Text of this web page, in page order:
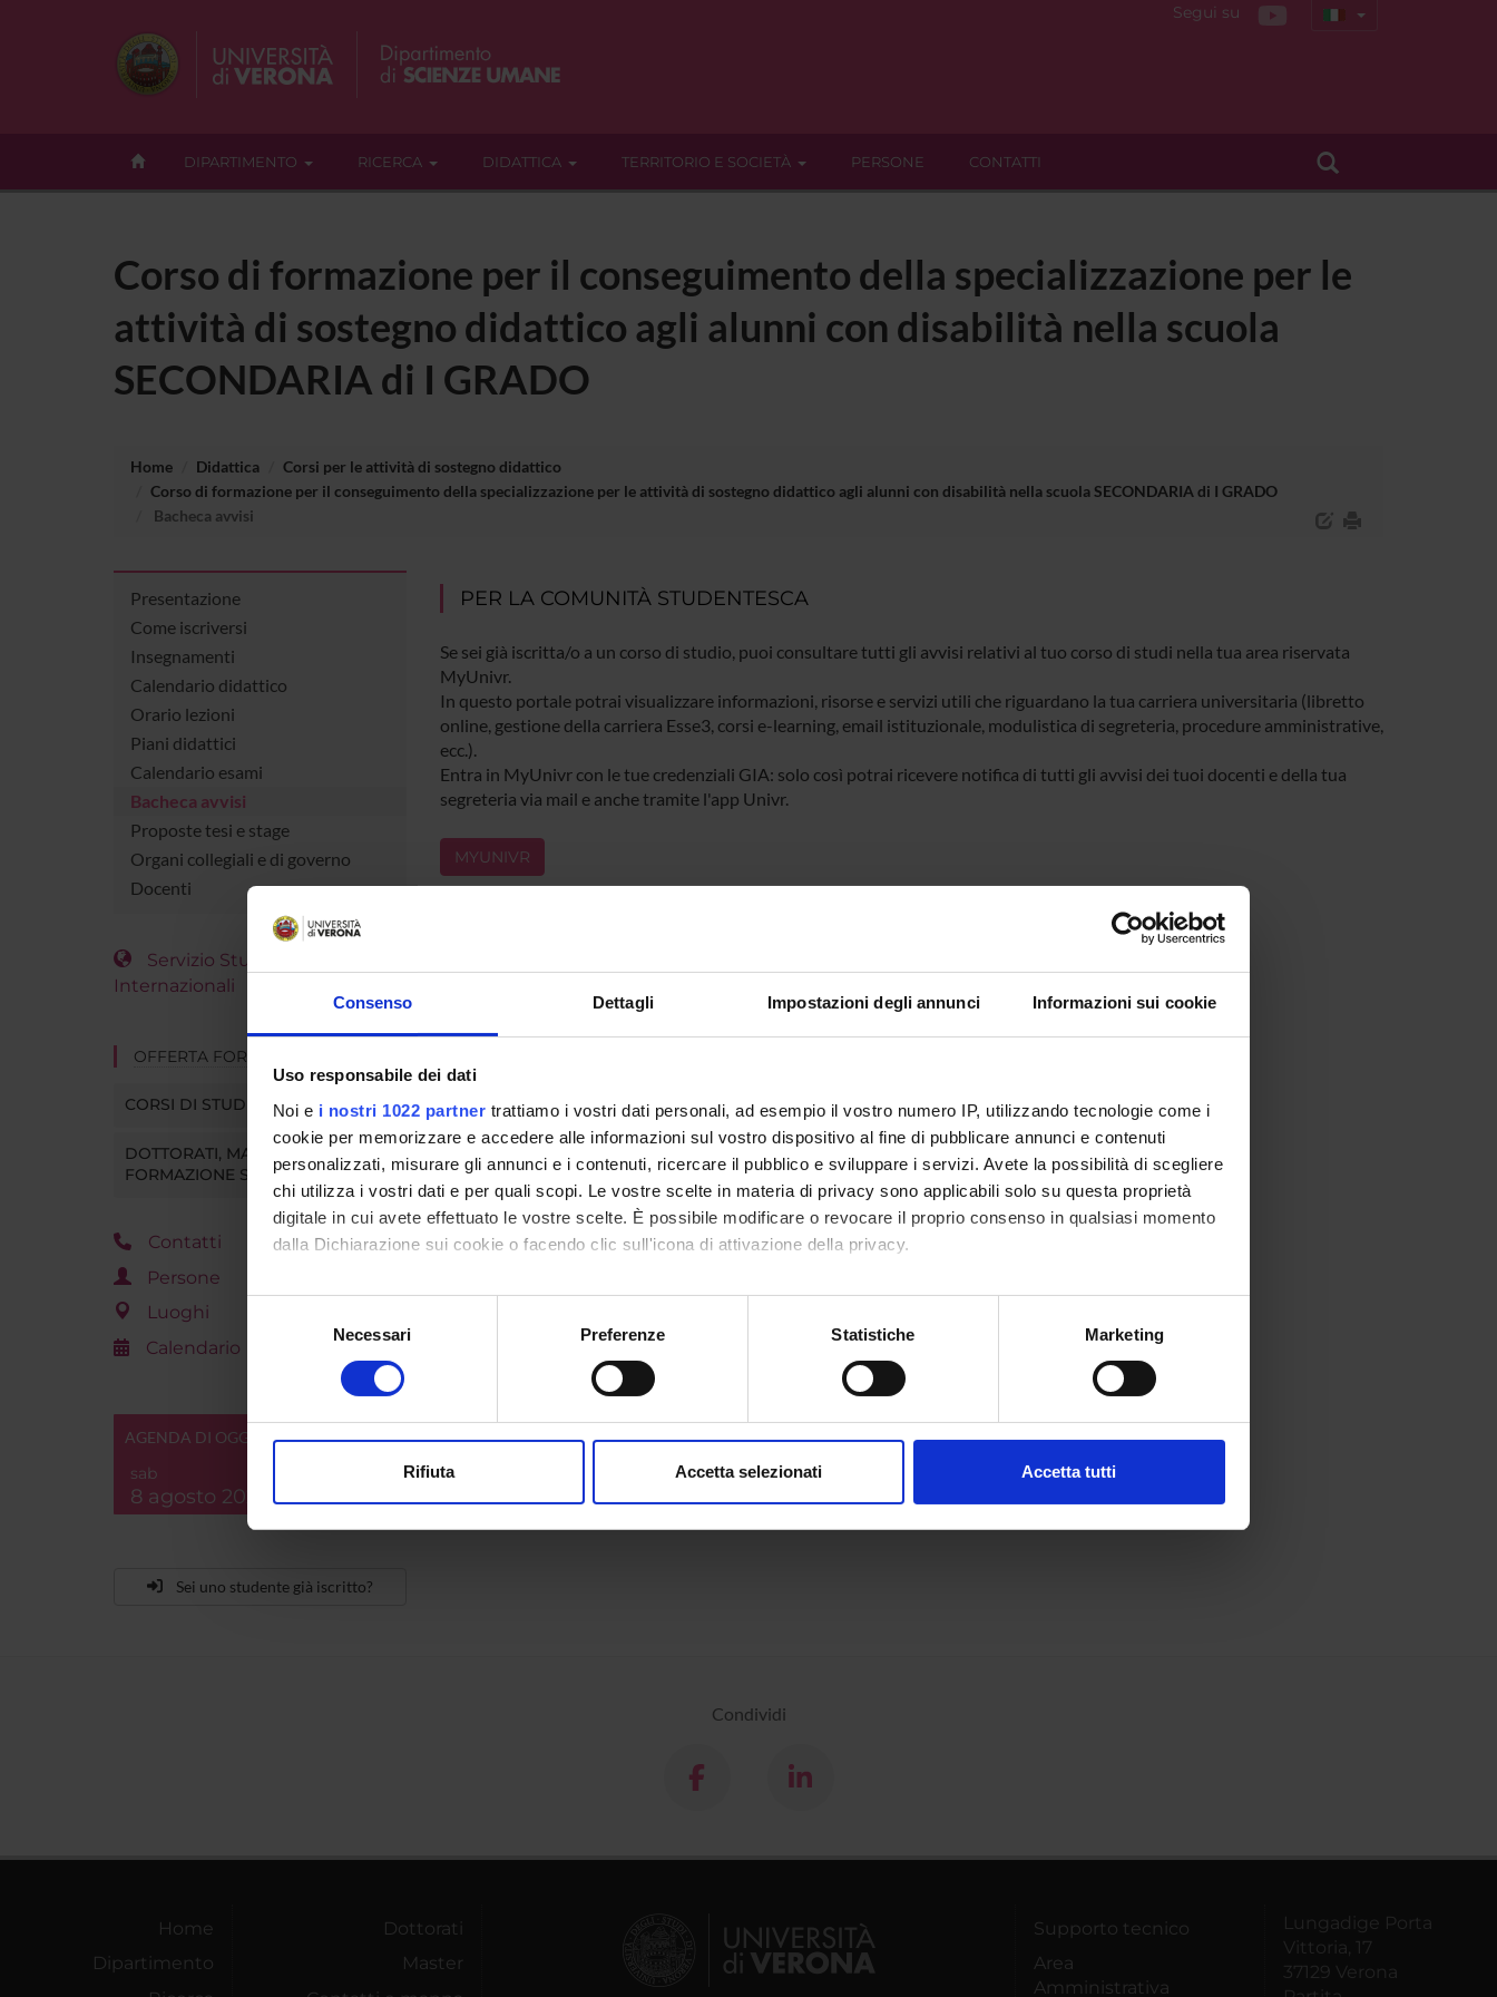
Consenso Dettagli Impostazioni degli annunci Informazioni sui cookie
Uso responsabile dei dati
Noi e i nostri 1022 partner trattiamo i vostri dati personali, ad esempio il vostro numero IP, utilizzando tecnologie come i
cookie per memorizzare e accedere alle informazioni sul vostro dispositivo al fine di pubblicare annunci e contenuti
personalizzati, misurare gli annunci e i contenuti, ricercare il pubblico e sviluppare i servizi. Avete la possibilità di scegliere
chi utilizza i vostri dati e per quali scopi. Le vostre scelte in materia di privacy sono applicabili solo su questa proprietà
digitale in cui avete effettuato le vostre scelte. È possibile modificare o revocare il proprio consenso in qualsiasi momento
dalla Dichiarazione sui cookie o facendo clic sull'icona di attivazione della privacy.
Con il tuo consenso, vorremmo anche:
raccogliere informazioni sulla tua posizione geografica, con un'approssimazione di qualche metro,
digitali).
modificare o ritirare il tuo consenso in qualsiasi momento dalla Dichiarazione sui cookie.
Necessari Preferenze Statistiche Marketing
Rifiuta Accetta selezionati Accetta tutti
Segui su
DIPARTIMENTO RICERCA DIDATTICA TERRITORIO E SOCIETÀ PERSONE CONTATTI
Corso di formazione per il conseguimento della specializzazione per le
attività di sostegno didattico agli alunni con disabilità nella scuola
SECONDARIA di I GRADO
Home Didattica
Corsi per le attività di sostegno didattico
Corso di formazione per il conseguimento della specializzazione per le attività di sostegno didattico agli alunni con disabilità nella scuola SECONDARIA di I GRADO
Bacheca avvisi
Presentazione
Come iscriversi
Insegnamenti
Calendario didattico
Orario lezioni
Piani didattici
Calendario esami
Bacheca avvisi
Proposte tesi e stage
Organi collegiali e di governo
Docenti
Servizio Studenti
Internazionali
OFFERTA FORMATIVA
CORSI DI STUDIO
DOTTORATI, MASTER E
FORMAZIONE SUPERIORE
Contatti
Persone
Luoghi
Calendario
AGENDA DI OGGI
sab
8 agosto 2026
Sei uno studente già iscritto?
PER LA COMUNITÀ STUDENTESCA
Se sei già iscritta/o a un corso di studio, puoi consultare tutti gli avvisi relativi al tuo corso di studi nella tua area riservata
MyUnivr.
In questo portale potrai visualizzare informazioni, risorse e servizi utili che riguardano la tua carriera universitaria (libretto
online, gestione della carriera Esse3, corsi e-learning, email istituzionale, modulistica di segreteria, procedure amministrative,
ecc.).
Entra in MyUnivr con le tue credenziali GIA: solo così potrai ricevere notifica di tutti gli avvisi dei tuoi docenti e della tua
segreteria via mail e anche tramite l'app Univr.
MYUNIVR
Condividi
Home
Dipartimento
Dottorati
Master
Supporto tecnico
Area
Amministrativa
Lungadige Porta
Vittoria, 17
37129 Verona